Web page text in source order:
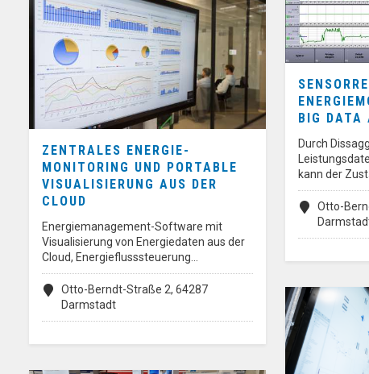
BIG DATA
Durch
kann der
Otto-
ZENTRALES ENERGIE-
MONITORING UND PORTABLE
VISUALISIERUNG AUS DER
CLOUD
Energiemanagement-Software mit
Visualisierung von Energiedaten aus der
Cloud, Energieflusssteuerung…
Otto-Berndt-Straße 2, 64287
Darmstadt